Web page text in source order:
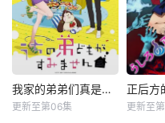
我家的弟弟们真是让您费心了
更新至第06集
正后方
更新至